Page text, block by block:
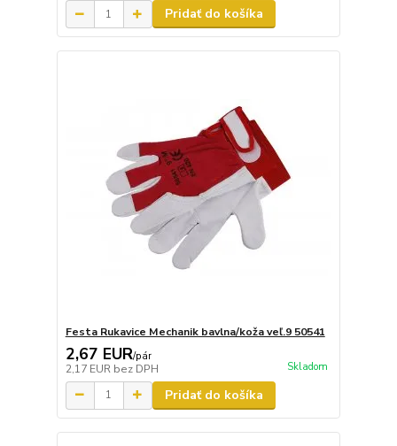
Pridať do košíka
Festa Rukavice Mechanik bavlna/koža veľ.9 50541
2,67 EUR/pár
2,17 EUR bez DPH Skladom
Pridať do košíka